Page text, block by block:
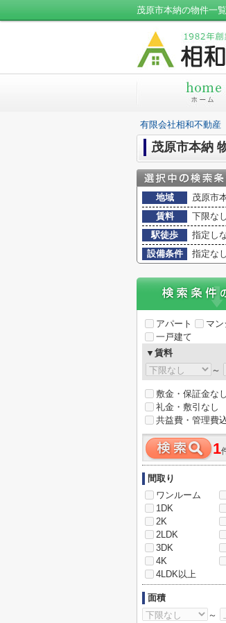
茂原市本納の物件一
有限会社相和不動産
茂原市本納
地域
茂原市
賃料
下限な
駅徒歩
指定し
設備条件
指定なし
アパート
マン
一戸建て
▼賃料
～
敷金・保証金なし
礼金・敷引なし
共益費・管理費
1
間取り
ワンルーム
1DK
2K
2LDK
3DK
4K
4LDK以上
面積
～